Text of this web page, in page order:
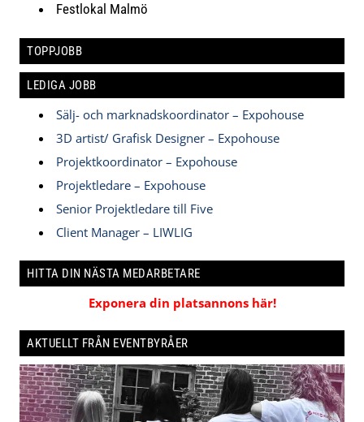
Festlokal Malmö
TOPPJOBB
LEDIGA JOBB
Sälj- och marknadskoordinator – Expohouse
3D artist/ Grafisk Designer – Expohouse
Projektkoordinator – Expohouse
Projektledare – Expohouse
Senior Projektledare till Five
Client Manager – LIWLIG
HITTA DIN NÄSTA MEDARBETARE
Exponera din platsannons här!
AKTUELLT FRÅN EVENTBYRÅER